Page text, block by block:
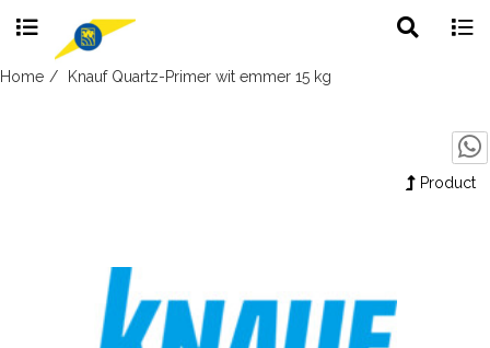
Skip
Home Knauf Quartz-Primer wit emmer 15 kg
Product